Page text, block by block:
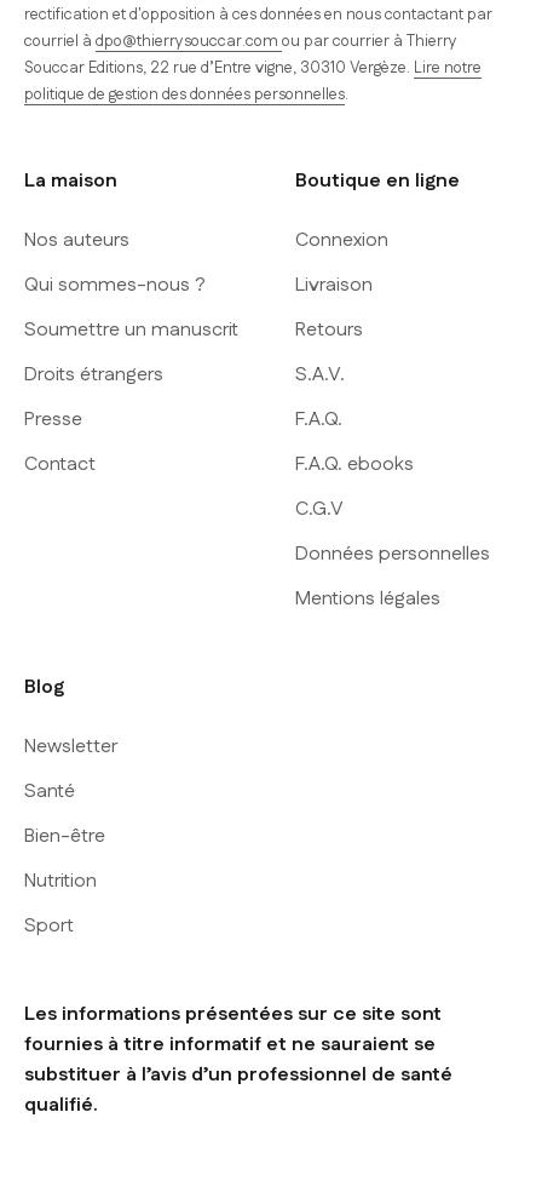
rectification et d'opposition à ces données en nous contactant par
courriel à dpo@thierrysouccar.com ou par courrier à Thierry
Souccar Editions, 22 rue d’Entre vigne, 30310 Vergèze. Lire notre
politique de gestion des données personnelles.
La maison
Nos auteurs
Qui sommes-nous ?
Soumettre un manuscrit
Droits étrangers
Presse
Contact
Boutique en ligne
Connexion
Livraison
Retours
S.A.V.
F.A.Q.
F.A.Q. ebooks
C.G.V
Données personnelles
Mentions légales
Blog
Newsletter
Santé
Bien-être
Nutrition
Sport
Les informations présentées sur ce site sont
fournies à titre informatif et ne sauraient se
substituer à l’avis d’un professionnel de santé
qualifié.